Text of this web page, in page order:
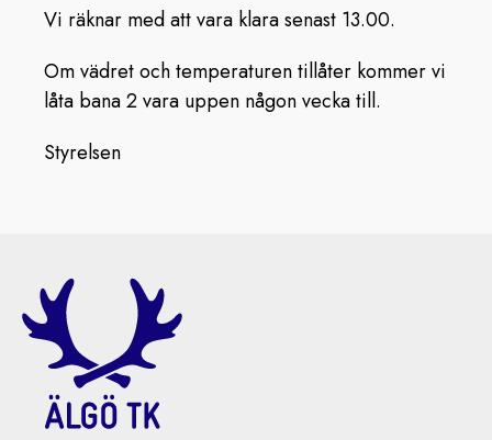
Vi räknar med att vara klara senast 13.00.
Om vädret och temperaturen tillåter kommer vi
låta bana 2 vara uppen någon vecka till.
Styrelsen